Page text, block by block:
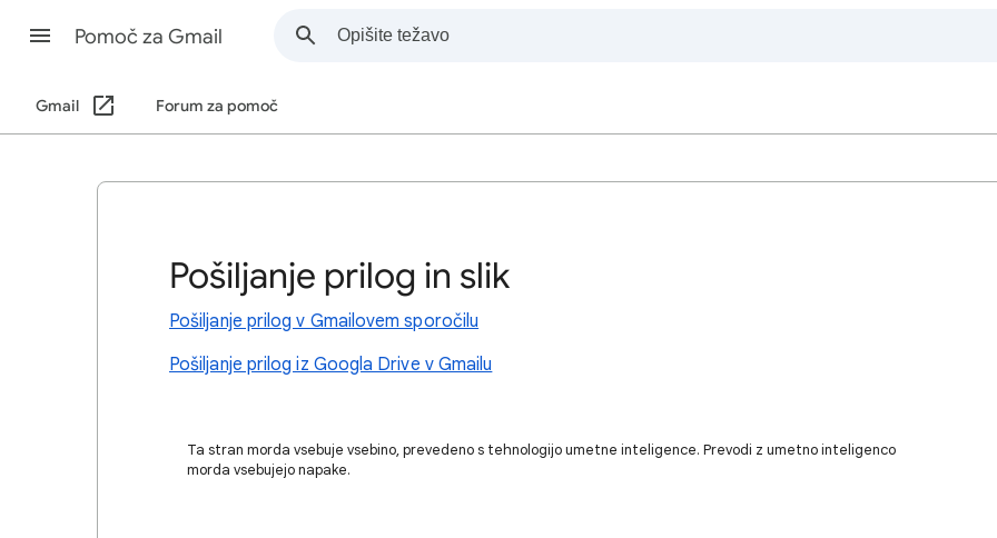
Pomoč za Gmail
Gmail Forum za pomoč
Pošiljanje prilog in slik
Pošiljanje prilog v Gmailovem sporočilu
Pošiljanje prilog iz Googla Drive v Gmailu
Ta stran morda vsebuje vsebino, prevedeno s tehnologijo umetne inteligence. Prevodi z umetno inteligenco
morda vsebujejo napake.